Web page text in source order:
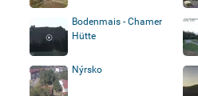
Bodenmais - Chamer
Hütte
Nýrsko